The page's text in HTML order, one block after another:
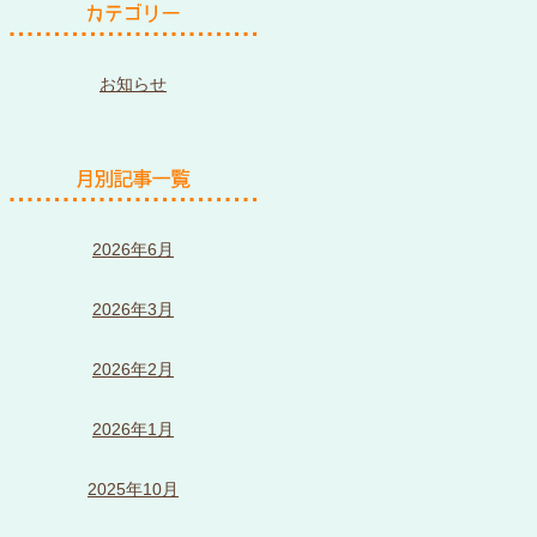
お知らせ
2026年6月
2026年3月
2026年2月
2026年1月
2025年10月